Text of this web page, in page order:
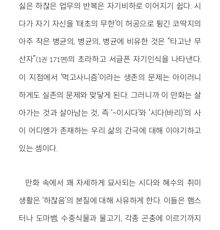
싫은 하찮은 업무의 반복은 자기비하로 이어지기 쉽다. 시
다가 자기 자신을 ‘태초의 무한’이 허공으로 튕긴 코딱지의
아주 작은 병균의, 병균의, 병균에 비유한 것은 “타고난 무
산자”(1권 171면)의 초라하고 서글픈 자기인식을 나타낸다.
이 지점에서 ‘먹고사니즘’이라는 생존의 문제는 아이러니
하게도 실존의 문제와 맞닿게 된다. 그러니까 이 만화는 살
아가는 것과 살아남는 것, 즉 ‘~이시다’와 ‘시다(바리)’의 사
이 어디엔가 존재하는 우리 삶의 간극에 대해 이야기하고
있는 셈이다.
만화 속에서 꽤 자세하게 묘사되는 시다와 혜수의 취미
생활은 ‘하찮음’의 본질에 대해 사유하게 한다. 이들은 햄스
터나 도마뱀, 수중식물과 물고기, 각종 곤충에 이르기까지